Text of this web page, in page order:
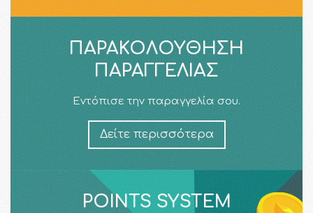
ΠΑΡΑΚΟΛΟΎΘΗΣΗ
ΠΑΡΑΓΓΕΛΊΑΣ
Εντόπισε την παραγγελία σου.
Δείτε περισσότερα
POINTS SYSTEM